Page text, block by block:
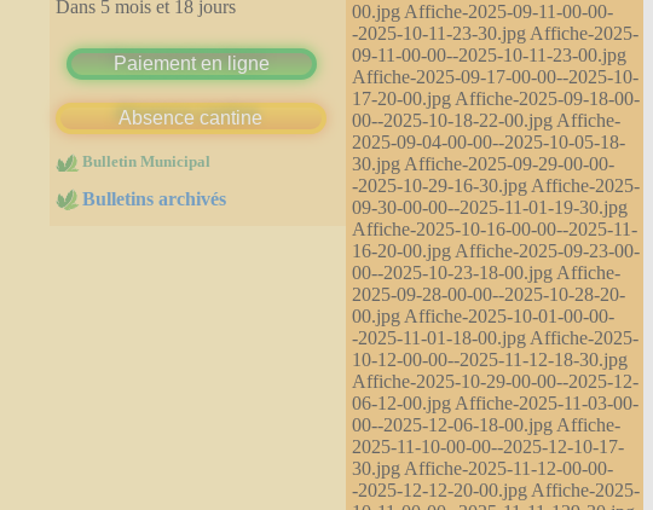
Dans 5 mois et 18 jours
Paiement en ligne
Absence cantine
Bulletin Municipal
Bulletins archivés
00.jpg Affiche-2025-09-11-00-00-
-2025-10-11-23-30.jpg Affiche-2025-
09-11-00-00--2025-10-11-23-00.jpg
Affiche-2025-09-17-00-00--2025-10-
17-20-00.jpg Affiche-2025-09-18-00-
00--2025-10-18-22-00.jpg Affiche-
2025-09-04-00-00--2025-10-05-18-
30.jpg Affiche-2025-09-29-00-00-
-2025-10-29-16-30.jpg Affiche-2025-
09-30-00-00--2025-11-01-19-30.jpg
Affiche-2025-10-16-00-00--2025-11-
16-20-00.jpg Affiche-2025-09-23-00-
00--2025-10-23-18-00.jpg Affiche-
2025-09-28-00-00--2025-10-28-20-
00.jpg Affiche-2025-10-01-00-00-
-2025-11-01-18-00.jpg Affiche-2025-
10-12-00-00--2025-11-12-18-30.jpg
Affiche-2025-10-29-00-00--2025-12-
06-12-00.jpg Affiche-2025-11-03-00-
00--2025-12-06-18-00.jpg Affiche-
2025-11-10-00-00--2025-12-10-17-
30.jpg Affiche-2025-11-12-00-00-
-2025-12-12-20-00.jpg Affiche-2025-